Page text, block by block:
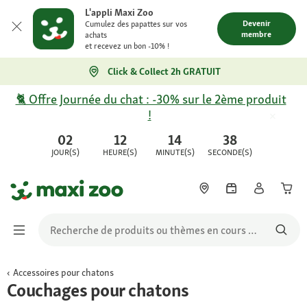
L'appli Maxi Zoo
Cumulez des papattes sur vos
achats
et recevez un bon -10% !
Devenir
membre
Click & Collect 2h GRATUIT
02
JOUR(S)
12
HEURE(S)
14
MINUTE(S)
38
SECONDE(S)
🐈 Offre Journée du chat : -30% sur le 2ème produit
!
Accessoires pour chatons
Couchages pour chatons